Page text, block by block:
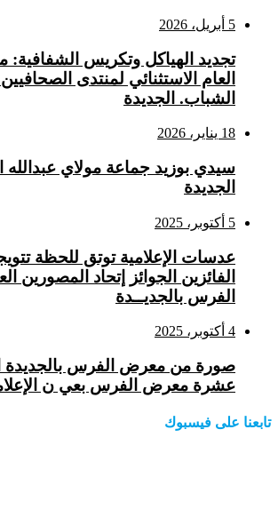
5 أبريل، 2026
تجديد الهياكل وتكريس
العام الاستثنائي لمنتدى الصحافيين
الشباب. الجديدة
18 يناير، 2026
سيدي بوزيد جماعة مولاي عبدالله
الجديدة
5 أكتوبر، 2025
عدسات الإعلامية توتق للحظة
الفائزين الجوائز إتحاد
الفرس بالجديــدة
4 أكتوبر، 2025
صورة من معرض الفرس بالجديدة
عشرة معرض الفرس بعي ن
تابعنا على فيسبوك